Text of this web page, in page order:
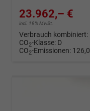
23.962,– €
incl. 19% MwSt.
Verbrauch kombiniert:
CO2-Klasse: D
CO2-Emissionen: